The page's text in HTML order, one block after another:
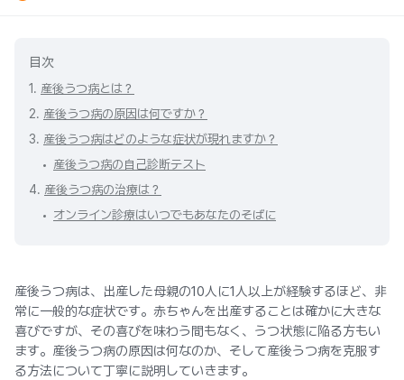
目次
1. 産後うつ病とは？
2. 産後うつ病の原因は何ですか？
3. 産後うつ病はどのような症状が現れますか？
産後うつ病の自己診断テスト
4. 産後うつ病の治療は？
オンライン診療はいつでもあなたのそばに
産後うつ病は、出産した母親の10人に1人以上が経験するほど、非
常に一般的な症状です。赤ちゃんを出産することは確かに大きな
喜びですが、その喜びを味わう間もなく、うつ状態に陥る方もい
ます。産後うつ病の原因は何なのか、そして産後うつ病を克服す
る方法について丁寧に説明していきます。